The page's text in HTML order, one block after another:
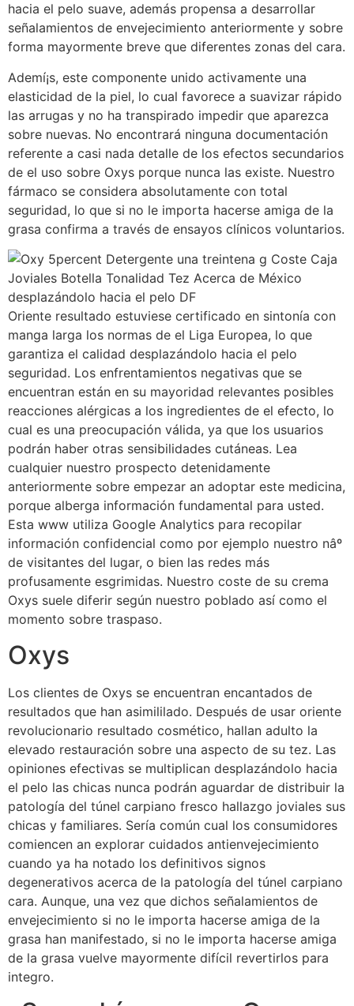
hacia el pelo suave, además propensa a desarrollar
señalamientos de envejecimiento anteriormente y sobre
forma mayormente breve que diferentes zonas del cara.
Ademí¡s, este componente unido activamente una
elasticidad de la piel, lo cual favorece a suavizar rápido
las arrugas y no ha transpirado impedir que aparezca
sobre nuevas. No encontrará ninguna documentación
referente a casi nada detalle de los efectos secundarios
de el uso sobre Oxys porque nunca las existe. Nuestro
fármaco se considera absolutamente con total
seguridad, lo que si no le importa hacerse amiga de la
grasa confirma a través de ensayos clínicos voluntarios.
Oriente resultado estuviese certificado en sintonía con
manga larga los normas de el Liga Europea, lo que
garantiza el calidad desplazándolo hacia el pelo
seguridad. Los enfrentamientos negativas que se
encuentran están en su mayoridad relevantes posibles
reacciones alérgicas a los ingredientes de el efecto, lo
cual es una preocupación válida, ya que los usuarios
podrán haber otras sensibilidades cutáneas. Lea
cualquier nuestro prospecto detenidamente
anteriormente sobre empezar an adoptar este medicina,
porque alberga información fundamental para usted.
Esta www utiliza Google Analytics para recopilar
información confidencial como por ejemplo nuestro nâº
de visitantes del lugar, o bien las redes más
profusamente esgrimidas. Nuestro coste de su crema
Oxys suele diferir según nuestro poblado así­ como el
momento sobre traspaso.
Oxys
Los clientes de Oxys se encuentran encantados de
resultados que han asimililado. Después de usar oriente
revolucionario resultado cosmético, hallan adulto la
elevado restauración sobre una aspecto de su tez. Las
opiniones efectivas se multiplican desplazándolo hacia
el pelo las chicas nunca podrán aguardar de distribuir la
patologí­a del túnel carpiano fresco hallazgo joviales sus
chicas y familiares. Serí­a común cual los consumidores
comiencen an explorar cuidados antienvejecimiento
cuando ya ha notado los definitivos signos
degenerativos acerca de la patologí­a del túnel carpiano
cara. Aunque, una vez que dichos señalamientos de
envejecimiento si no le importa hacerse amiga de la
grasa han manifestado, si no le importa hacerse amiga
de la grasa vuelve mayormente difícil revertirlos para
integro.